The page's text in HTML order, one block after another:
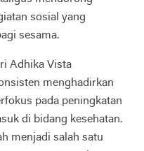
sosial yang
sesama.
Adhika Vista
menghadirkan
pada peningkatan
di bidang kesehatan.
menjadi salah satu